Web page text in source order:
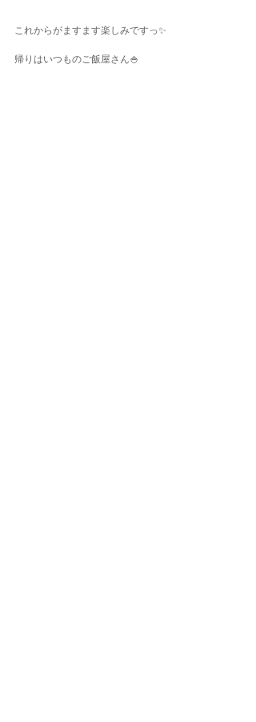
これからがますます楽しみですっ✨
帰りはいつものご飯屋さん🍚